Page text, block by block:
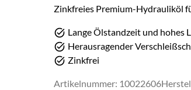
Zinkfreies Premium-Hydrauliköl
Lange Ölstandzeit und hohes
Herausragender
Zinkfrei
Artikelnummer: 10022606